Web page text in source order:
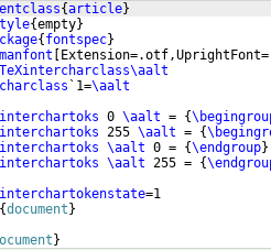
{article}
{empty}
{ fontspec}
`1=\aalt
0 \aalt = {
255 \aalt = {
\aalt 0 = {\endgroup}
\aalt 255 = {
=1
{document }
}